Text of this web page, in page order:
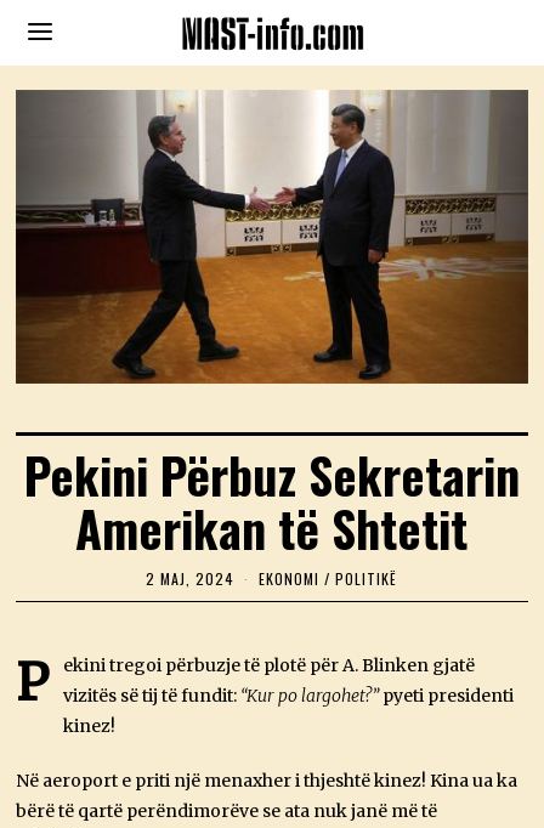
Pekini Përbuz Sekretarin
Amerikan të Shtetit
2 MAJ, 2024
M
2
0
EKONOMI / POLITIKË
P
ekini tregoi përbuzje të plotë për A. Blinken gjatë
vizitës së tij të fundit: “Kur po largohet?”pyeti presidenti
kinez!
Në aeroport e priti një menaxher i thjeshtë kinez! Kina ua ka
bërë të qartë perëndimorëve se ata nuk janë më të